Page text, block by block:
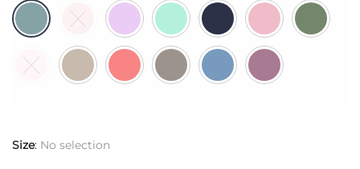
Size: No selection